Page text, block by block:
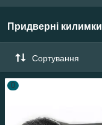
Придверні килимки
Сортування
0